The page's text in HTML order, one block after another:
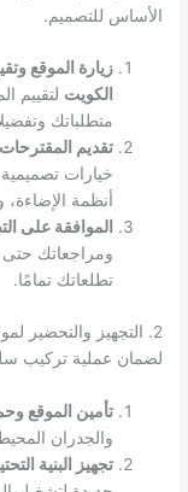
الأساس للتصميم.
زيارة الموقع
الكويت لتقييم
متطلباتك
تقديم
أنظمة الإضاءة،
الموافقة على
ومراجعاتك حتى
تطلعاتك تمامًا.
2. التجهيز والتحضير لموقع التركيب
لضمان عملية تركيب
تأمين الموقع
والجدران
تجهيز البنية